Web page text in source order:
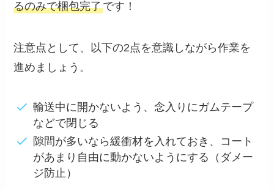
るのみで梱包完了です！
注意点として、以下の2点を意識しながら作業を
進めましょう。
輸送中に開かないよう、念入りにガムテープ
などで閉じる
隙間が多いなら緩衝材を入れておき、コート
があまり自由に動かないようにする（ダメー
ジ防止）